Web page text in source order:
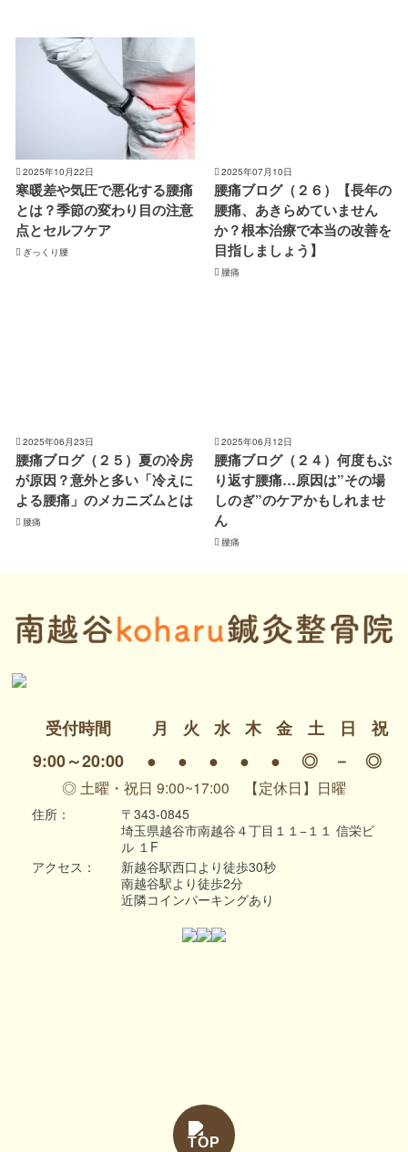
2025年10月22日
寒暖差や気圧で悪化する腰痛
とは？季節の変わり目の注意
点とセルフケア
ぎっくり腰
2025年07月10日
腰痛ブログ（２６）【長年の
腰痛、あきらめていません
か？根本治療で本当の改善を
目指しましょう】
腰痛
2025年06月23日
腰痛ブログ（２５）夏の冷房
が原因？意外と多い「冷えに
よる腰痛」のメカニズムとは
腰痛
2025年06月12日
腰痛ブログ（２４）何度もぶ
り返す腰痛…原因は”その場
しのぎ”のケアかもしれませ
ん
腰痛
受付時間 月 火 水 木 金 土 日
祝
9:00～20:00
● ● ● ● ● ◎ － ◎
◎ 土曜・祝日 9:00~17:00 【定休日】日曜
住所：
〒343-0845
埼玉県越谷市南越谷４丁目１１−１１ 信栄ビ
ル １F
アクセス：
新越谷駅西口より徒歩30秒
南越谷駅より徒歩2分
近隣コインパーキングあり
TOP